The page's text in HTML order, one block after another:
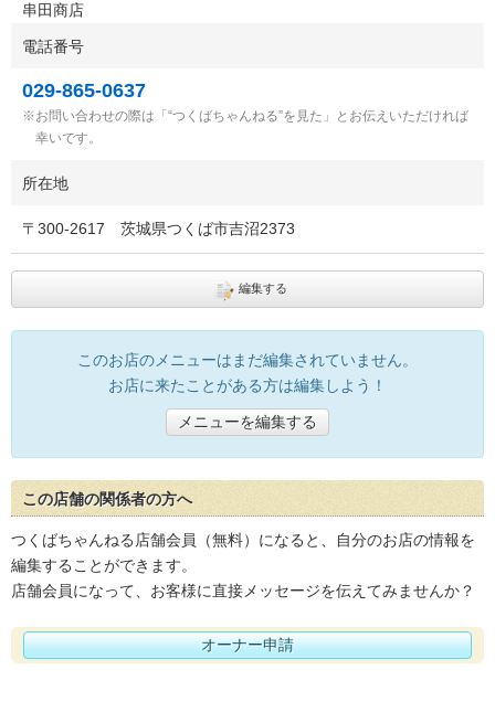
串田商店
電話番号
029-865-0637
お問い合わせの際は「“つくばちゃんねる”を見た」とお伝えいただければ
幸いです。
所在地
〒 300-2617 茨城県つくば市吉沼2373
編集する
このお店のメニューはまだ編集されていません。
お店に来たことがある方は編集しよう！
メニューを編集する
この店舗の関係者の方へ
つくばちゃんねる店舗会員（無料）になると、自分のお店の情報を
編集することができます。
店舗会員になって、お客様に直接メッセージを伝えてみませんか？
オーナー申請